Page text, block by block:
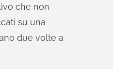
che non
su una
due volte a